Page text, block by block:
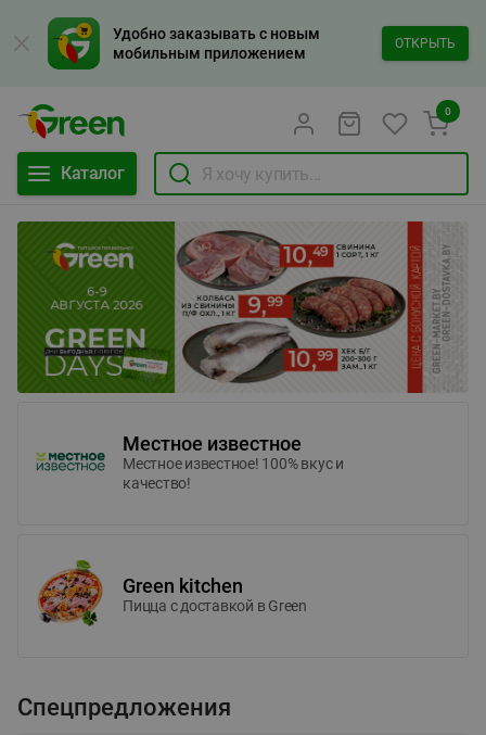
Удобно заказывать с новым
мобильным приложением
ОТКРЫТЬ
Каталог
0
Местное известное
Местное известное! 100% вкус и
качество!
Green kitchen
Пицца c доставкой в Green
Спецпредложения